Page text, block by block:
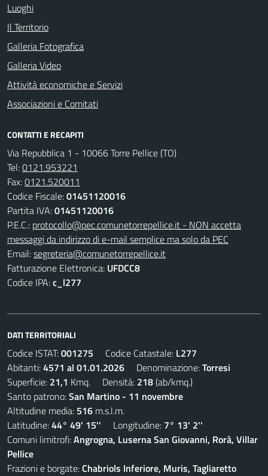
Luoghi
Il Territorio
Galleria Fotografica
Galleria Video
Attività economiche e Servizi
Associazioni e Comitati
CONTATTI E RECAPITI
Via Repubblica 1 - 10066 Torre Pellice (TO)
Tel:0121.953221
Fax:0121.520011
Codice Fiscale:01451120016
Partita IVA:01451120016
P.E.C.: protocollo@pec.comunetorrepellice.it - NON accetta
messaggi da indirizzo di e-mail semplice ma solo da PEC
Email:segreteria@comunetorrepellice.it
Fatturazione Elettronica: UFDCC8
Codice IPA:c_l277
DATI TERRITORIALI
Codice ISTAT:001275 Codice Catastale: L277
Abitanti:4571 al 01.01.2026 Denominazione:Torresi
Superficie: 21,1 Kmq. Densità: 218(ab/kmq.)
Santo patrono:San Martino - 11 novembre
Altitudine media: 516 m.s.l.m.
Latitudine:44° 49' 15'' Longitudine: 7° 13' 2''
Comuni limitrofi:Angrogna, Luserna San Giovanni, Rorà, Villar
Pellice
Frazioni e borgate:Chabriols Inferiore, Muris, Tagliaretto